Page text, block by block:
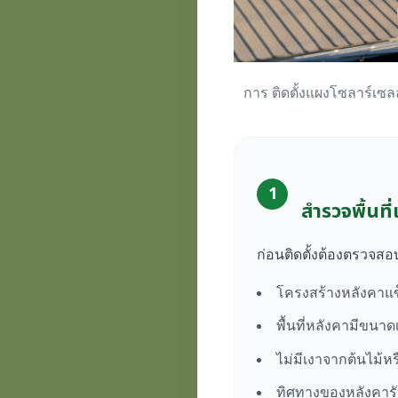
การ ติดตั้งแผงโซลาร์เ
1
สำรวจพื้นที่
ก่อนติดตั้งต้องตรวจส
โครงสร้างหลังคา
พื้นที่หลังคามีขนาด
ไม่มีเงาจากต้นไม้
ทิศทางของหลังคา